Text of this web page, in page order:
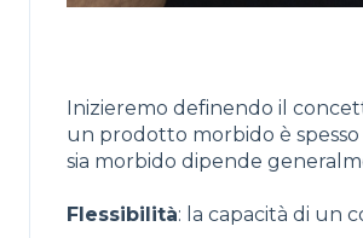
Inizieremo definendo il
un prodotto morbido è spesso
sia morbido dipende
Flessibilità: la capacità di un